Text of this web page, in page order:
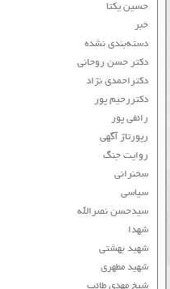
حسین یکتا
خبر
دسته‌بندی نشده
دکتر حسن روحانی
دکتراحمدی نژاد
دکتررحیم پور
رائفی پور
رپورتاژ آگهی
روایت جنگ
سخنرانی
سیاسی
سیدحسن نصرالله
شهدا
شهید بهشتی
شهید مطهری
شیخ مهدی طائب